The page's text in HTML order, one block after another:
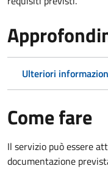
Ulteriori
Come fare
Il servizio può essere
documentazione